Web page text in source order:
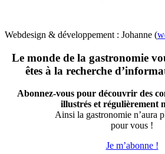
Webdesign & développement : Johanne (
Le monde de la gastronomie
êtes à la recherche
Abonnez-vous pour découvrir des
illustrés et régulièrement
Ainsi la gastronomie n’aura
pour vous !
Je m’abonne !